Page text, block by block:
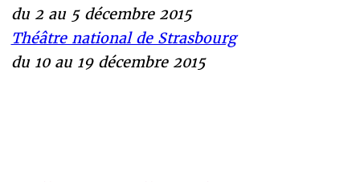
du 2 au 5 décembre 2015
Théâtre national de Strasbourg
du 10 au 19 décembre 2015